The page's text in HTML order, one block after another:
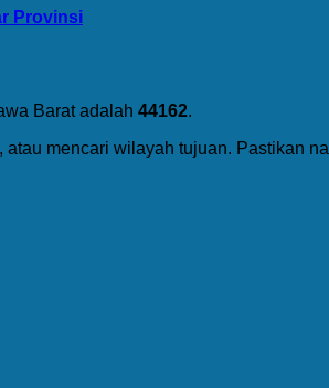
Provinsi
Barat adalah 44162.
mencari wilayah tujuan. Pastikan